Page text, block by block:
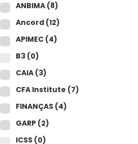
ANBIMA (8)
Ancord (12)
APIMEC (4)
B3 (0)
CAIA (3)
CFA Institute (7)
FINANÇAS (4)
GARP (2)
ICSS (0)